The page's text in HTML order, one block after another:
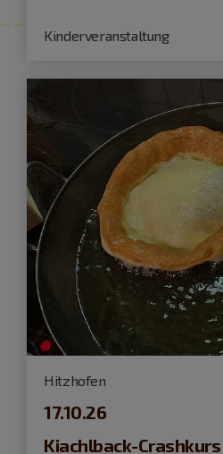
Kinderveranstaltung
Hitzhofen
17.10.26
Kiachlback-